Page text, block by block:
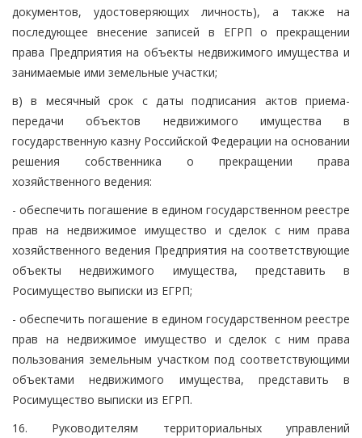
документов, удостоверяющих личность), а также на
последующее внесение записей в ЕГРП о прекращении
права Предприятия на объекты недвижимого имущества и
занимаемые ими земельные участки;
в) в месячный срок с даты подписания актов приема-
передачи объектов недвижимого имущества в
государственную казну Российской Федерации на основании
решения собственника о прекращении права
хозяйственного ведения:
- обеспечить погашение в едином государственном реестре
прав на недвижимое имущество и сделок с ним права
хозяйственного ведения Предприятия на соответствующие
объекты недвижимого имущества, представить в
Росимущество выписки из ЕГРП;
- обеспечить погашение в едином государственном реестре
прав на недвижимое имущество и сделок с ним права
пользования земельным участком под соответствующими
объектами недвижимого имущества, представить в
Росимущество выписки из ЕГРП.
16. Руководителям территориальных управлений